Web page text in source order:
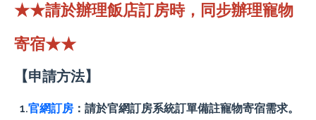
★★請於辦理飯店訂房時，同步辦理寵物
寄宿★★
【申請方法】
1.官網訂房 ：請於官網訂房系統訂單備註寵物寄宿需求。